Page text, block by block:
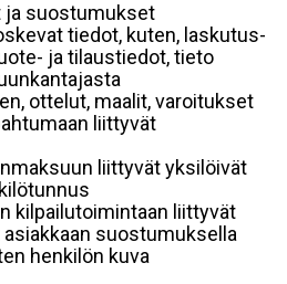
ja suostumukset
tiedot, kuten, laskutus-
ja tilaustiedot, tieto
ottelut, maalit, varoitukset
liittyvät
liittyvät yksilöivät
kilpailutoimintaan liittyvät
suostumuksella
henkilön kuva